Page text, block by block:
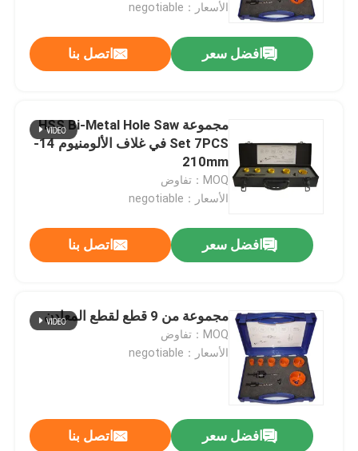
منتجات
معلومات عنا
جولة في المعمل
الأسعار：negotiable
افضل سعر اتصل بنا
مجموعة HSS Bi-Metal Hole Saw
Set 7PCS في غلاف الألومنيوم 14-
210mm
MOQ：تفاوض
الأسعار：negotiable
افضل سعر اتصل بنا
مجموعة من 9 قطع لقطع المعادن
MOQ：تفاوض
الأسعار：negotiable
افضل سعر اتصل بنا